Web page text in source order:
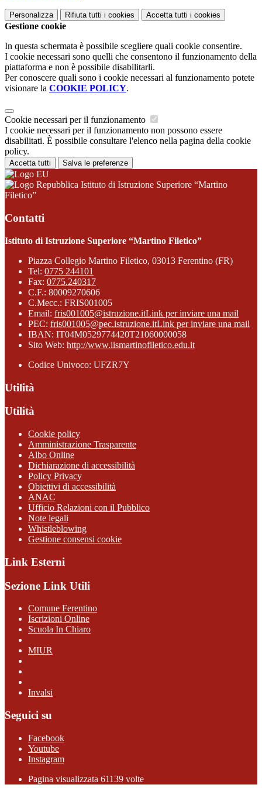
Personalizza Rifiuta tutti i cookies Accetta tutti i cookies
Gestione cookie
In questa schermata è possibile scegliere quali cookie consentire.
I cookie necessari sono quelli che consentono il funzionamento della
piattaforma e non è possibile disabilitarli.
Per conoscere quali sono i cookie necessari al funzionamento potete
visionare la COOKIE POLICY.
Cookie necessari per il funzionamento
I cookie necessari per il funzionamento non possono essere
disabilitati. È possibile consultare l'elenco nella pagina della cookie
policy.
Accetta tutti Salva le preferenze
Istituto di Istruzione Superiore “Martino
Filetico”
Contatti
Istituto di Istruzione Superiore “Martino Filetico”
Piazza Collegio Martino Filetico, 03013 Ferentino (FR)
Tel: 0775 244101
Fax: 0775.240317
C.F.: 80009270606
C.Mecc.: FRIS001005
Email: fris001005@istruzione.itLink per inviare una mail
PEC: fris001005@pec.istruzione.itLink per inviare una mail
IBAN: IT04M0529774420T21060000058
Sito Web: http://www.iismartinofiletico.edu.it
Codice Univoco: UFZR7Y
Utilità
Utilità
Cookie policy
Amministrazione Trasparente
Albo Online
Dichiarazione di accessibilità
Policy Privacy
Obiettivi di accessibilità
ANAC
Ufficio Relazioni con il Pubblico
Note legali
Whistleblowing
Gestione consensi cookie
Link Esterni
Sezione Link Utili
Comune Ferentino
Iscrizioni Online
Scuola In Chiaro
MIUR
Invalsi
Seguici su
Facebook
Youtube
Instagram
Pagina visualizzata 61139 volte